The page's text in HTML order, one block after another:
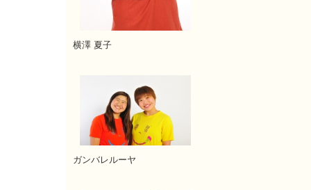
横澤 夏子
ガンバレルーヤ